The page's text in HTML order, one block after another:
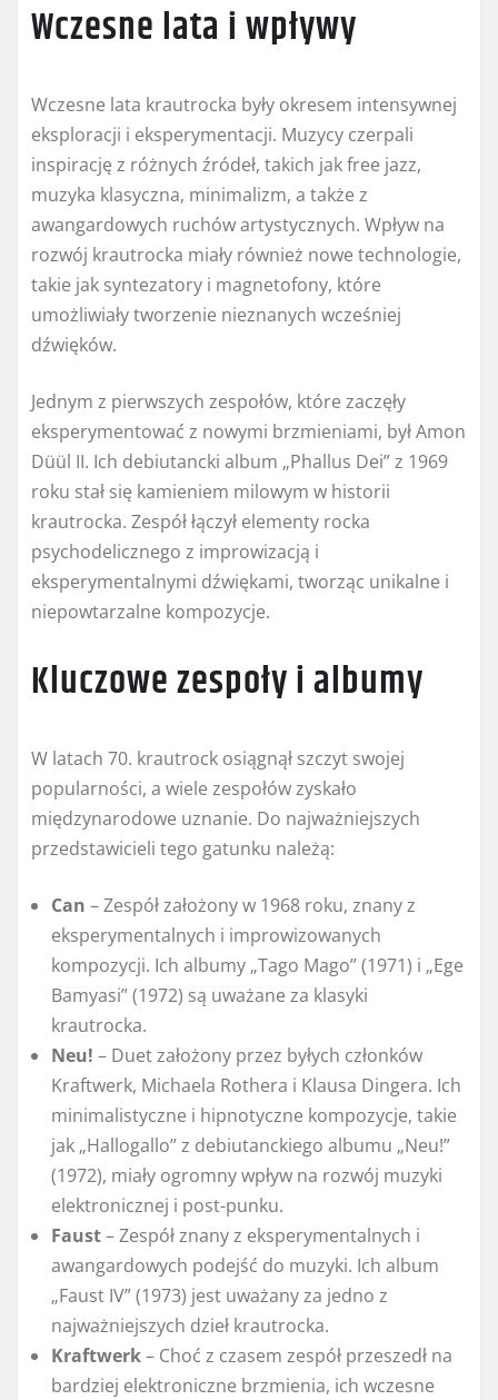
Wczesne lata i wpływy
Wczesne lata krautrocka były okresem intensywnej
eksploracji i eksperymentacji. Muzycy czerpali
inspirację z różnych źródeł, takich jak free jazz,
muzyka klasyczna, minimalizm, a także z
awangardowych ruchów artystycznych. Wpływ na
rozwój krautrocka miały również nowe technologie,
takie jak syntezatory i magnetofony, które
umożliwiały tworzenie nieznanych wcześniej
dźwięków.
Jednym z pierwszych zespołów, które zaczęły
eksperymentować z nowymi brzmieniami, był Amon
Düül II. Ich debiutancki album „Phallus Dei” z 1969
roku stał się kamieniem milowym w historii
krautrocka. Zespół łączył elementy rocka
psychodelicznego z improwizacją i
eksperymentalnymi dźwiękami, tworząc unikalne i
niepowtarzalne kompozycje.
Kluczowe zespoły i albumy
W latach 70. krautrock osiągnął szczyt swojej
popularności, a wiele zespołów zyskało
międzynarodowe uznanie. Do najważniejszych
przedstawicieli tego gatunku należą:
Can – Zespół założony w 1968 roku, znany z
eksperymentalnych i improwizowanych
kompozycji. Ich albumy „Tago Mago” (1971) i „Ege
Bamyasi” (1972) są uważane za klasyki
krautrocka.
Neu! – Duet założony przez byłych członków
Kraftwerk, Michaela Rothera i Klausa Dingera. Ich
minimalistyczne i hipnotyczne kompozycje, takie
jak „Hallogallo” z debiutanckiego albumu „Neu!”
(1972), miały ogromny wpływ na rozwój muzyki
elektronicznej i post-punku.
Faust– Zespół znany z eksperymentalnych i
awangardowych podejść do muzyki. Ich album
„Faust IV” (1973) jest uważany za jedno z
najważniejszych dzieł krautrocka.
Kraftwerk– Choć z czasem zespół przeszedł na
bardziej elektroniczne brzmienia, ich wczesne